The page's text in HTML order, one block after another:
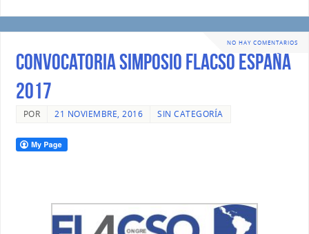
NO HAY COMENTARIOS
Convocatoria Simposio Flacso España
2017
POR 21 NOVIEMBRE, 2016 SIN CATEGORÍA